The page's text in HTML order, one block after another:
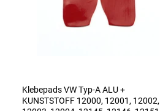
Klebepads VW Typ-A ALU +
KUNSTSTOFF 12000, 12001, 12002,